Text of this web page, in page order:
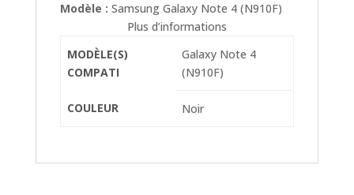
Modèle : Samsung Galaxy Note 4 (N910F)
Plus d’informations
MODÈLE(S)
COMPATI
Galaxy Note 4
(N910F)
COULEUR Noir